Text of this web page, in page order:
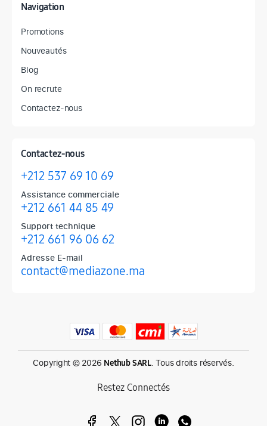
Navigation
Promotions
Nouveautés
Blog
On recrute
Contactez-nous
Contactez-nous
+212 537 69 10 69
Assistance commerciale
+212 661 44 85 49
Support technique
+212 661 96 06 62
Adresse E-mail
contact@mediazone.ma
Produits phares chez Mediazone
Retrouvez chez Mediazone les références incontournables :
Copyright © 2026 Nethub SARL. Tous droits réservés.
Restez Connectés